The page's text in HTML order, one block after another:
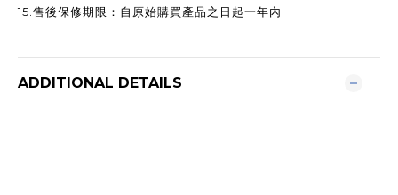
15.售後保修期限：自原始購買產品之日起一年內
ADDITIONAL DETAILS